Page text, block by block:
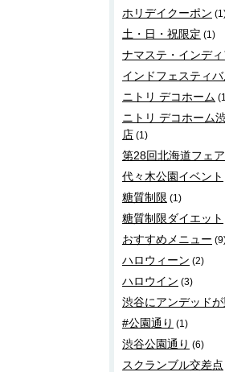
ホリデイクーポン
土・日・祝限定 (1)
ナマステ・インデ
インドフェスティ
ニトリ デコホーム
ニトリ デコホーム
店 (1)
第28回北海道フェ
代々木公園イベント
糖質制限 (1)
糖質制限ダイエット
おすすめメニュー
ハロウィーン (2)
ハロウイン (3)
渋谷にアンデッド
#公園通り (1)
渋谷公園通り (6)
スクランブル交差点